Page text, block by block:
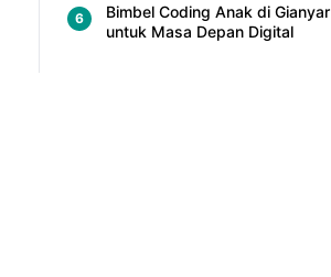
Bimbel Coding Anak di Gianyar
untuk Masa Depan Digital